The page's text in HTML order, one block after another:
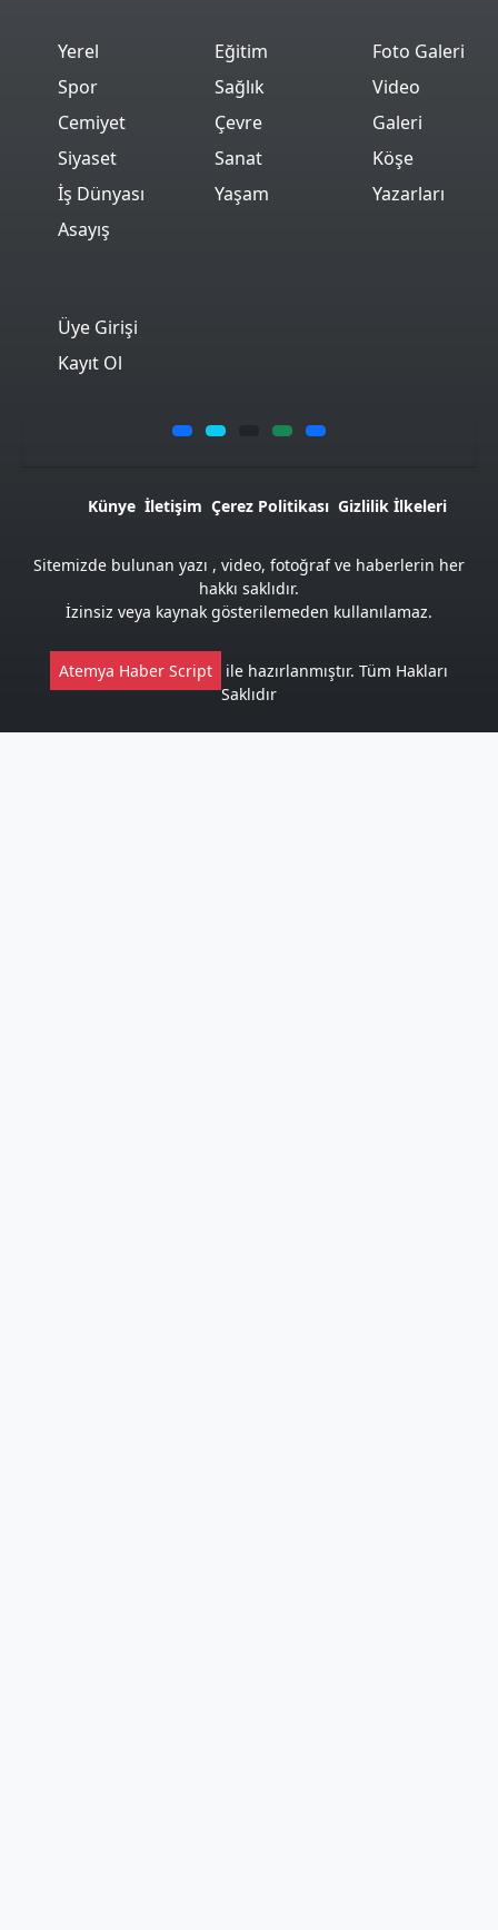
Yerel
Spor
Cemiyet
Siyaset
İş Dünyası
Asayış
Eğitim
Sağlık
Çevre
Sanat
Yaşam
Foto Galeri
Video
Galeri
Köşe
Yazarları
Üye Girişi
Kayıt Ol
Künye İletişim Çerez Politikası Gizlilik İlkeleri
Sitemizde bulunan yazı , video, fotoğraf ve haberlerin her
hakkı saklıdır.
İzinsiz veya kaynak gösterilemeden kullanılamaz.
Atemya Haber Script
ile hazırlanmıştır. Tüm Hakları
Saklıdır